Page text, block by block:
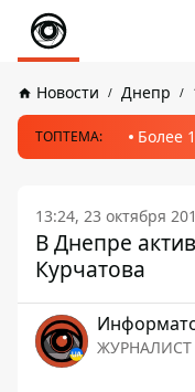
Новости Днепр
ТОПТЕМА: Более
13:24, 23 октября
В Днепре
Курчатова
ЖУРНАЛИСТ